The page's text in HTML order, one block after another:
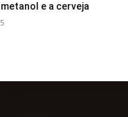
e a cerveja